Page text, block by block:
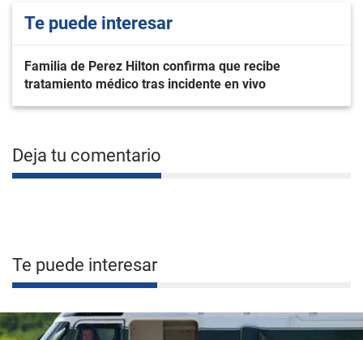
Te puede interesar
Familia de Perez Hilton confirma que recibe
tratamiento médico tras incidente en vivo
Deja tu comentario
Te puede interesar